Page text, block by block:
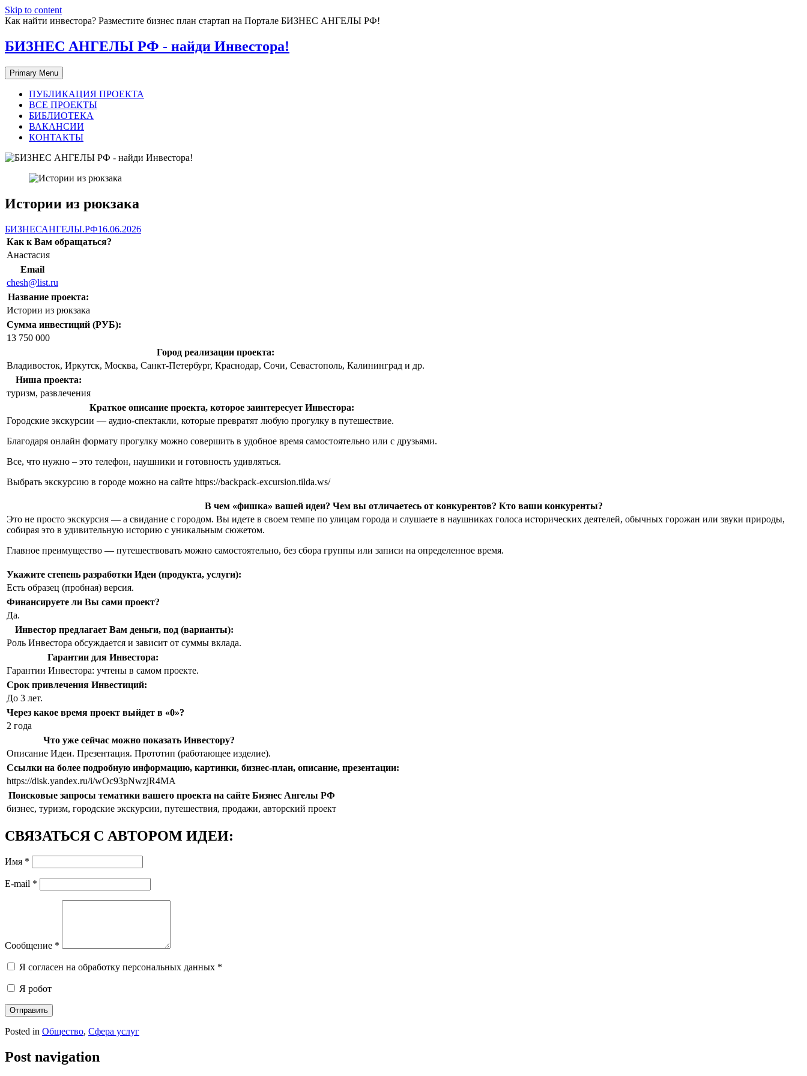
Skip to content
Как найти инвестора? Разместите бизнес план стартап на Портале БИЗНЕС АНГЕЛЫ РФ!
БИЗНЕС АНГЕЛЫ РФ - найди Инвестора!
Primary Menu
ПУБЛИКАЦИЯ ПРОЕКТА
ВСЕ ПРОЕКТЫ
БИБЛИОТЕКА
ВАКАНСИИ
КОНТАКТЫ
Истории из рюкзака
БИЗНЕСАНГЕЛЫ.РФ16.06.2026
Как к Вам обращаться?
Анастасия
Email
chesh@list.ru
Название проекта:
Истории из рюкзака
Сумма инвестиций (РУБ):
13 750 000
Город реализации проекта:
Владивосток, Иркутск, Москва, Санкт-Петербург, Краснодар, Сочи, Севастополь, Калининград и др.
Ниша проекта:
туризм, развлечения
Краткое описание проекта, которое заинтересует Инвестора:
Городские экскурсии — аудио-спектакли, которые превратят любую прогулку в путешествие.
Благодаря онлайн формату прогулку можно совершить в удобное время самостоятельно или с друзьями.
Все, что нужно – это телефон, наушники и готовность удивляться.
Выбрать экскурсию в городе можно на сайте https://backpack-excursion.tilda.ws/
В чем «фишка» вашей идеи? Чем вы отличаетесь от конкурентов? Кто ваши конкуренты?
Это не просто экскурсия — а свидание с городом. Вы идете в своем темпе по улицам города и слушаете в наушниках голоса исторических деятелей, обычных горожан или звуки природы,
собирая это в удивительную историю с уникальным сюжетом.
Главное преимущество — путешествовать можно самостоятельно, без сбора группы или записи на определенное время.
Укажите степень разработки Идеи (продукта, услуги):
Есть образец (пробная) версия.
Финансируете ли Вы сами проект?
Да.
Инвестор предлагает Вам деньги, под (варианты):
Роль Инвестора обсуждается и зависит от суммы вклада.
Гарантии для Инвестора:
Гарантии Инвестора: учтены в самом проекте.
Срок привлечения Инвестиций:
До 3 лет.
Через какое время проект выйдет в «0»?
2 года
Что уже сейчас можно показать Инвестору?
Описание Идеи. Презентация. Прототип (работающее изделие).
Ссылки на более подробную информацию, картинки, бизнес-план, описание, презентации:
https://disk.yandex.ru/i/wOc93pNwzjR4MA
Поисковые запросы тематики вашего проекта на сайте Бизнес Ангелы РФ
бизнес, туризм, городские экскурсии, путешествия, продажи, авторский проект
СВЯЗАТЬСЯ С АВТОРОМ ИДЕИ:
Имя *
E-mail *
Сообщение *
Я согласен на обработку персональных данных *
Я робот
Отправить
Posted in Общество, Сфера услуг
Post navigation